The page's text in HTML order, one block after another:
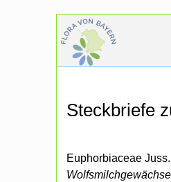
Steckbriefe
Euphorbiaceae Juss.
Wolfsmilchgewächse